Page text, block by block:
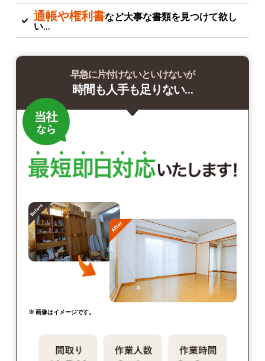
通帳や権利書など大事な書類を見つけて欲し
い…
早急に片付けないといけないが
時間も人手も足りない…
※ 画像はイメージです。